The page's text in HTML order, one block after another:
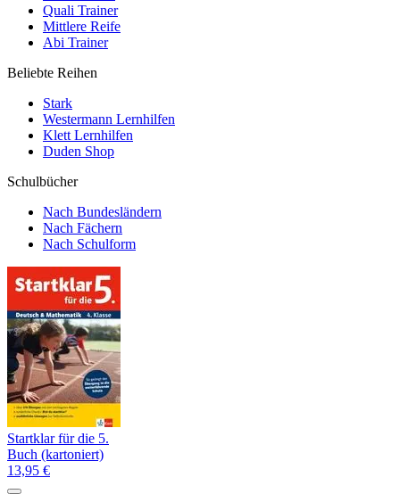
Quali Trainer
Mittlere Reife
Abi Trainer
Beliebte Reihen
Stark
Westermann Lernhilfen
Klett Lernhilfen
Duden Shop
Schulbücher
Nach Bundesländern
Nach Fächern
Nach Schulform
Startklar für die 5.
Buch (kartoniert)
13,95 €